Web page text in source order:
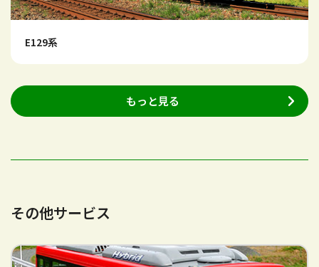
E129系
もっと見る
その他サービス